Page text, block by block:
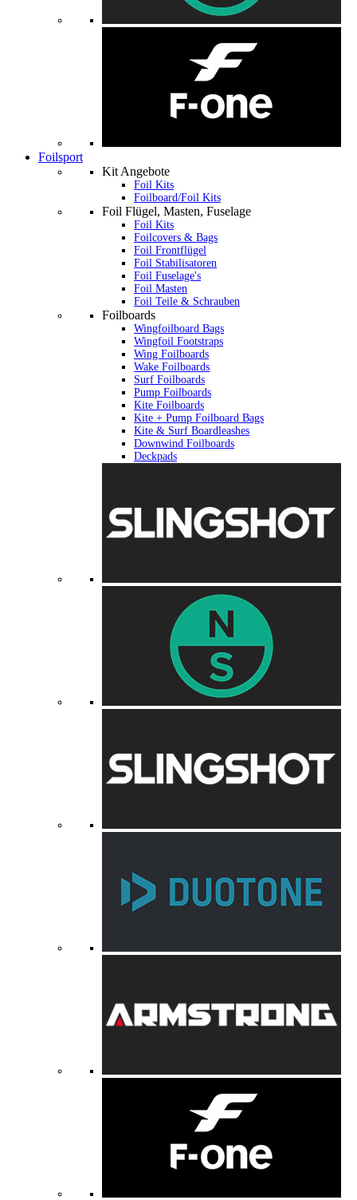
Foilsport
Kit Angebote
Foil Kits
Foilboard/Foil Kits
Foil Flügel, Masten, Fuselage
Foil Kits
Foilcovers & Bags
Foil Frontflügel
Foil Stabilisatoren
Foil Fuselage's
Foil Masten
Foil Teile & Schrauben
Foilboards
Wingfoilboard Bags
Wingfoil Footstraps
Wing Foilboards
Wake Foilboards
Surf Foilboards
Pump Foilboards
Kite Foilboards
Kite + Pump Foilboard Bags
Kite & Surf Boardleashes
Downwind Foilboards
Deckpads